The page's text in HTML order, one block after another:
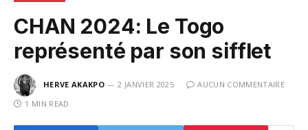
CHAN 2024: Le Togo
représenté par son sifflet
HERVE AKAKPO 2 JANVIER 2025
AUCUN COMMENTAIRE
1 MIN READ